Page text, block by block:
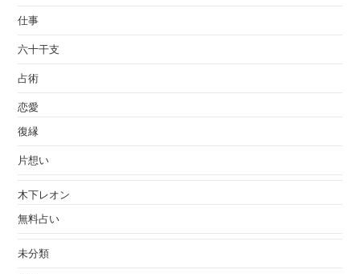
仕事
六十干支
占術
恋愛
復縁
片想い
木下レオン
無料占い
未分類